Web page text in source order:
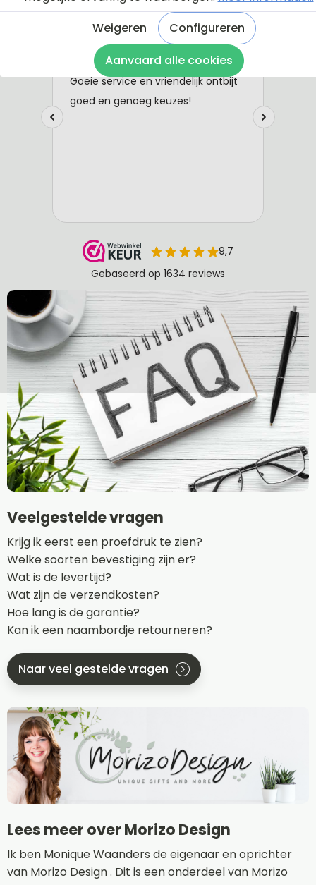
Veelgestelde vragen
Krijg ik eerst een proefdruk te zien?
Welke soorten bevestiging zijn er?
Wat is de levertijd?
Wat zijn de verzendkosten?
Hoe lang is de garantie?
Kan ik een naambordje retourneren?
Naar veel gestelde vragen
Lees meer over Morizo Design
Ik ben Monique Waanders de eigenaar en oprichter
van Morizo Design . Dit is een onderdeel van Morizo
Weigeren
Configureren
Aanvaard alle cookies